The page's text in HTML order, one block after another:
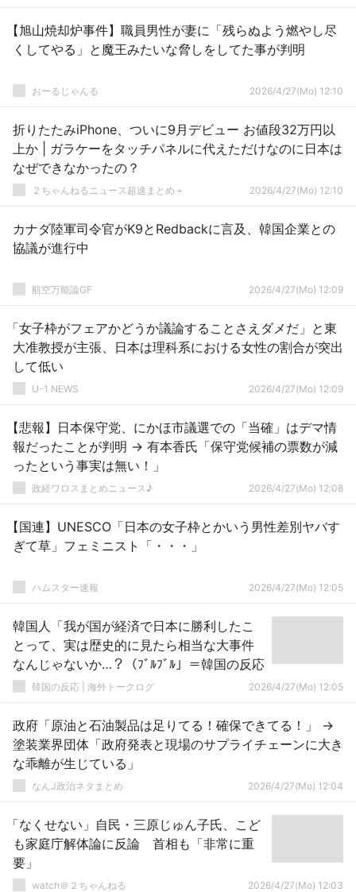
【旭山焼却炉事件】職員男性が妻に「残らぬよう燃やし尽
くしてやる」と魔王みたいな脅しをしてた事が判明
おーるじゃんる 2026/4/27(Mo) 12:10
折りたたみiPhone、ついに9月デビュー お値段32万円以
上か | ガラケーをタッチパネルに代えただけなのに日本は
なぜできなかったの？
２ちゃんねるニュース超速まとめ＋ 2026/4/27(Mo) 12:10
カナダ陸軍司令官がK9とRedbackに言及、韓国企業との
協議が進行中
航空万能論GF 2026/4/27(Mo) 12:09
「女子枠がフェアかどうか議論することさえダメだ」と東
大准教授が主張、日本は理科系における女性の割合が突出
して低い
U-1 NEWS 2026/4/27(Mo) 12:09
【悲報】日本保守党、にかほ市議選での「当確」はデマ情
報だったことが判明 → 有本香氏「保守党候補の票数が減
ったという事実は無い！」
政経ワロスまとめニュース♪ 2026/4/27(Mo) 12:08
【国連】UNESCO「日本の女子枠とかいう男性差別ヤバす
ぎて草」フェミニスト「・・・」
ハムスター速報 2026/4/27(Mo) 12:05
韓国人「我が国が経済で日本に勝利したこ
とって、実は歴史的に見たら相当な大事件
なんじゃないか…？（ﾌﾞﾙﾌﾞﾙ」＝韓国の反応
韓国の反応 | 海外トークログ 2026/4/27(Mo) 12:05
政府「原油と石油製品は足りてる！確保できてる！」 →
塗装業界団体「政府発表と現場のサプライチェーンに大き
な乖離が生じている」
なんJ政治ネタまとめ 2026/4/27(Mo) 12:04
「なくせない」自民・三原じゅん子氏、こど
も家庭庁解体論に反論 首相も「非常に重
要」
watch＠２ちゃんねる 2026/4/27(Mo) 12:03